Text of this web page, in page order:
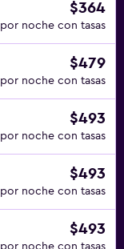
$364
por noche con tasas
$479
por noche con tasas
$493
por noche con tasas
$493
por noche con tasas
$493
por noche con tasas